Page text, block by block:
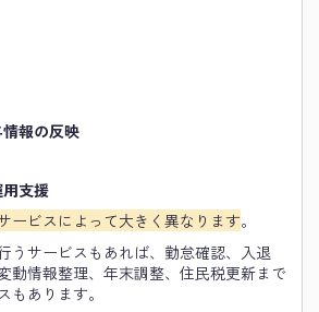
報の反映
支援
ービスによって大きく異なります。
うサービスもあれば、勤怠確認、入退
動情報整理、年末調整、住民税更新まで
もあります。